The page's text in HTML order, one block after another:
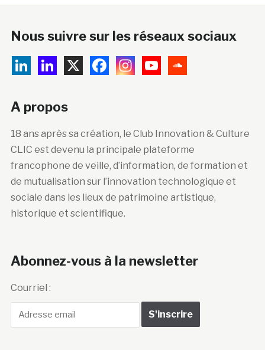
Nous suivre sur les réseaux sociaux
A propos
18 ans après sa création, le Club Innovation & Culture
CLIC est devenu la principale plateforme
francophone de veille, d’information, de formation et
de mutualisation sur l’innovation technologique et
sociale dans les lieux de patrimoine artistique,
historique et scientifique.
Abonnez-vous à la newsletter
Courriel :